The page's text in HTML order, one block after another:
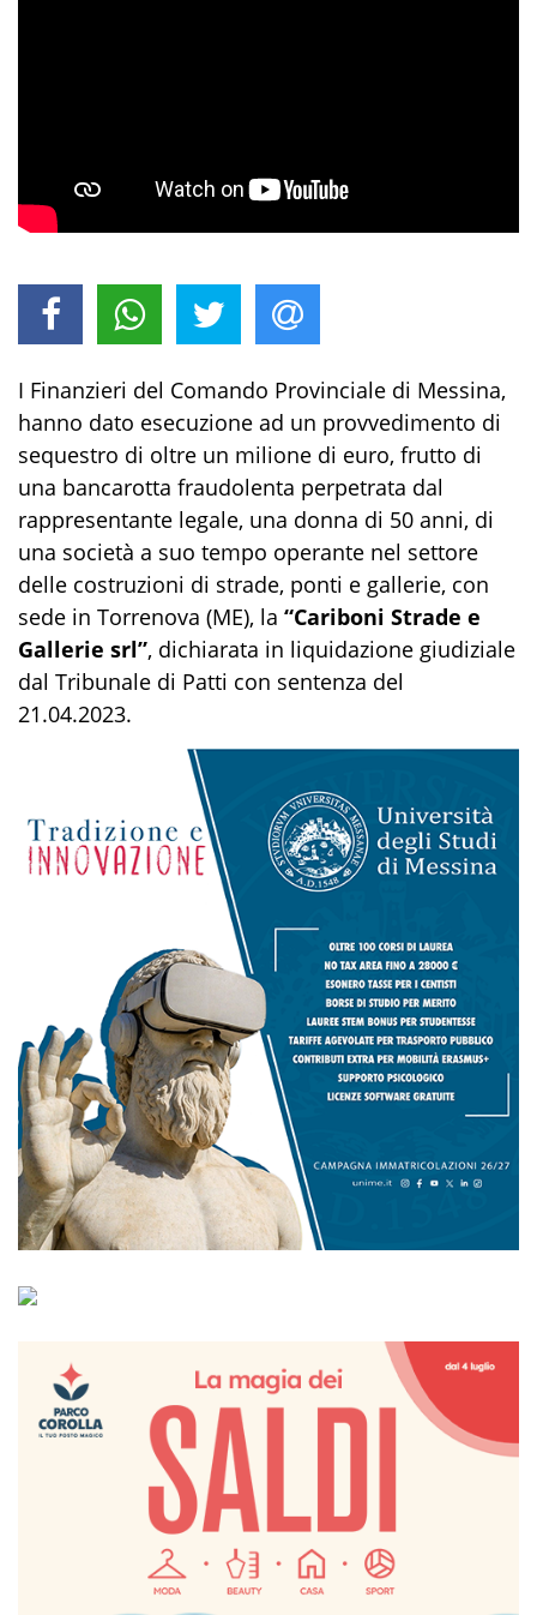
I Finanzieri del Comando Provinciale di Messina,
hanno dato esecuzione ad un provvedimento di
sequestro di oltre un milione di euro, frutto di
una bancarotta fraudolenta perpetrata dal
rappresentante legale, una donna di 50 anni, di
una società a suo tempo operante nel settore
delle costruzioni di strade, ponti e gallerie, con
sede in Torrenova (ME), la “Cariboni Strade e
Gallerie srl”, dichiarata in liquidazione giudiziale
dal Tribunale di Patti con sentenza del
21.04.2023.